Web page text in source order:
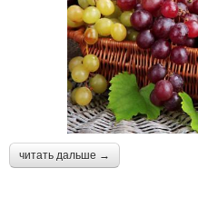
читать дальше →